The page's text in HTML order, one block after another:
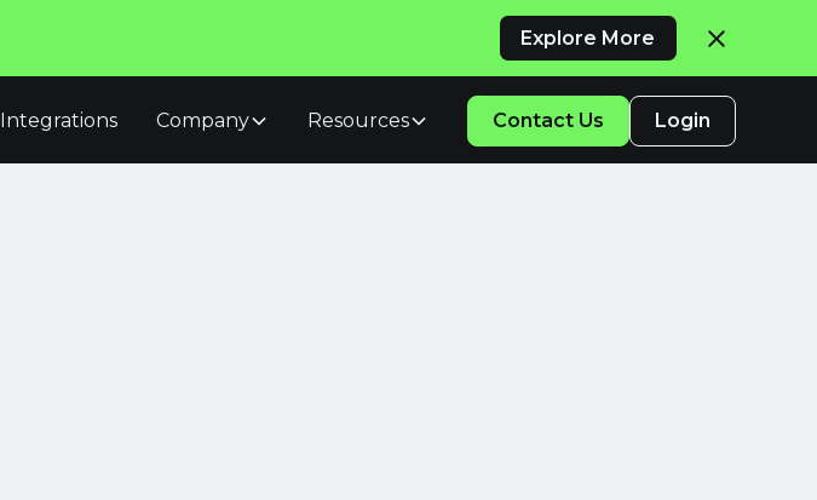
Explore More
Integrations Company Resources Contact Us Login